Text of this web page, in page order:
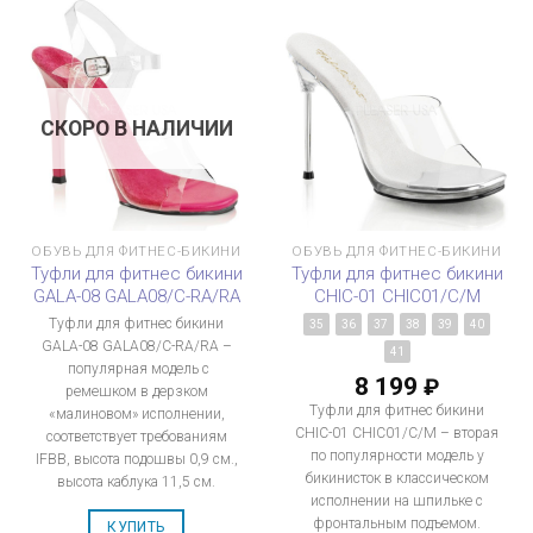
СКОРО В НАЛИЧИИ
ОБУВЬ ДЛЯ ФИТНЕС-БИКИНИ
Туфли для фитнес бикини
GALA-08 GALA08/C-RA/RA
Туфли для фитнес бикини
GALA-08 GALA08/C-RA/RA –
популярная модель с
ремешком в дерзком
«малиновом» исполнении,
соответствует требованиям
IFBB, высота подошвы 0,9 см.,
высота каблука 11,5 см.
КУПИТЬ
ОБУВЬ ДЛЯ ФИТНЕС-БИКИНИ
Туфли для фитнес бикини
CHIC-01 CHIC01/C/M
35 36 37 38 39 40
41
8 199 ₽
Туфли для фитнес бикини
CHIC-01 CHIC01/C/M – вторая
по популярности модель у
бикинисток в классическом
исполнении на шпильке с
фронтальным подъемом.